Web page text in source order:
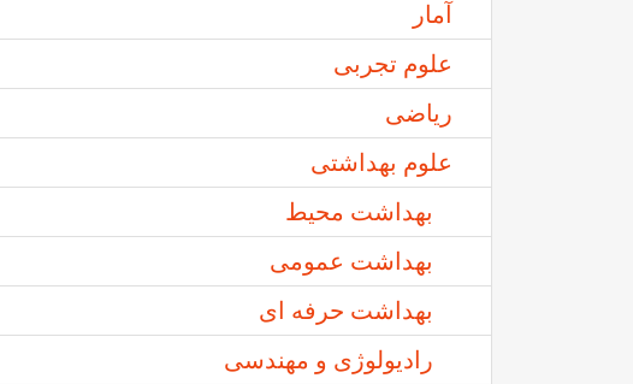
آمار
علوم تجربی
رياضی
علوم بهداشتی
بهداشت محيط
بهداشت عمومی
بهداشت حرفه ای
رادیولوژی و مهندسی